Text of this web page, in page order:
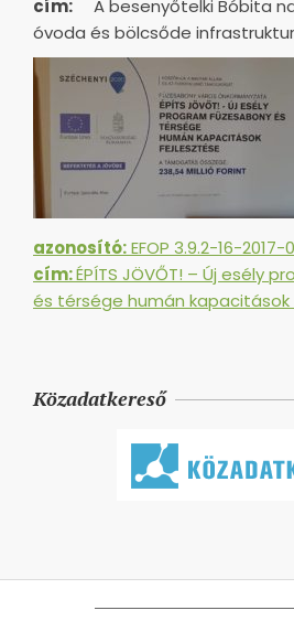
cím:
A besenyőtelki Bóbita
óvoda és bölcsőde
azonosító:EFOP 3.9.2-16-2017-
cím:ÉPÍTS JÖVŐT! – Új esély
és térsége humán
Közadatkereső